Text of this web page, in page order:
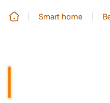
Smart home